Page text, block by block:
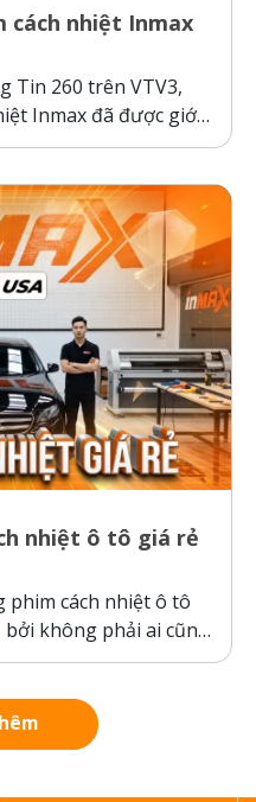
cách nhiệt Inmax
Tin 260 trên VTV3,
Inmax đã được giới
nghệ giúp bảo vệ ô
cho thấy, ô...
nhiệt ô tô giá rẻ
phim cách nhiệt ô tô
bởi không phải ai cũng
đồng cho một gói